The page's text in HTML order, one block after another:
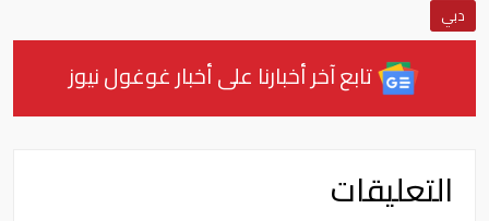
دبي
تابع آخر أخبارنا على أخبار غوغول نيوز
التعليقات